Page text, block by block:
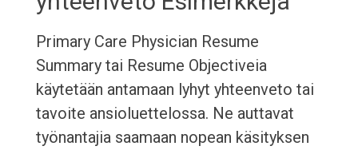
Primary Care Physician Resume
Summary tai Resume Objectiveia
käytetään antamaan lyhyt yhteenveto tai
tavoite ansioluettelossa. Ne auttavat
työnantajia saamaan nopean käsityksen